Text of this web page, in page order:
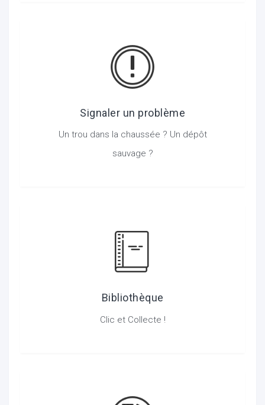
Signaler un problème
Un trou dans la chaussée ? Un dépôt
sauvage ?
Bibliothèque
Clic et Collecte !